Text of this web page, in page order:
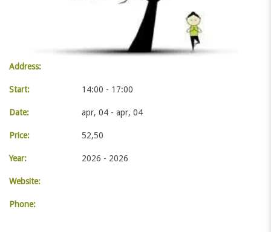
Address:
Start: 14:00 - 17:00
Date: apr, 04 - apr, 04
Price: 52,50
Year: 2026 - 2026
Website:
Phone: